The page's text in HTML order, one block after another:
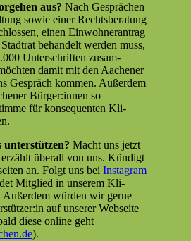
aus? Nach Gesprächen
sowie ein­er Rechts­ber­atung
einen Ein­wohn­er­antrag
behan­delt wer­den muss,
Unter­schriften zusam­
damit mit den Aach­en­er
Gespräch kom­men. Außer­dem
Bürger:innen so
für kon­se­quenten Kli­
Macht uns jet­zt
über­all von uns. Kündigt
an. Fol­gt uns bei Insta­gram
Mit­glied in unserem Kli­
Außer­dem wür­den wir gerne
auf unser­er Web­seite
diese online geht
).